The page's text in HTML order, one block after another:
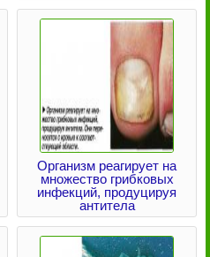
Организм реагирует на
множество грибковых
инфекций, продуцируя
антитела